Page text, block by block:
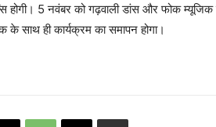
होगी। 5 नवंबर को गढ़वाली डांस और फोक
साथ ही कार्यक्रम का समापन होगा।